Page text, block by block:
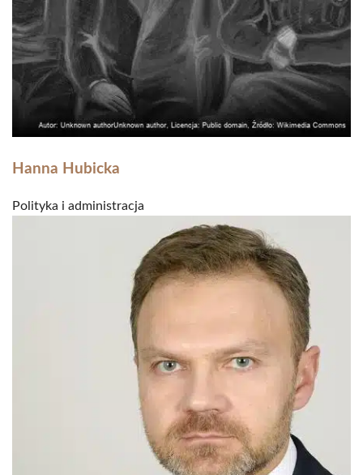
Hanna Hubicka
Polityka i administracja